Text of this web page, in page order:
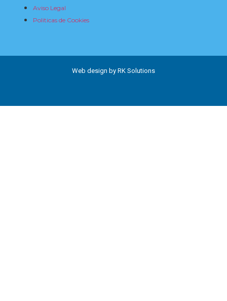
Aviso Legal
Politicas de Cookies
Web design by RK Solutions